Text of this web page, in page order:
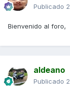
Publicado
Bienvenido al foro,
aldeano
Publicado